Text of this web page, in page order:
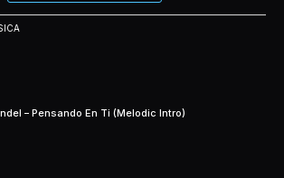
– Pensando En Ti (Melodic Intro)